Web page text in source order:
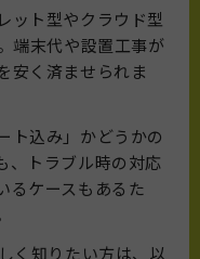
ット型やクラウド型
端末代や設置工事が
安く済ませられま
ト込み」かどうかの
、トラブル時の対応
るケースもあるた
く知りたい方は、以